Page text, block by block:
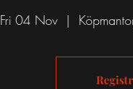
Fri 04 Nov
  |